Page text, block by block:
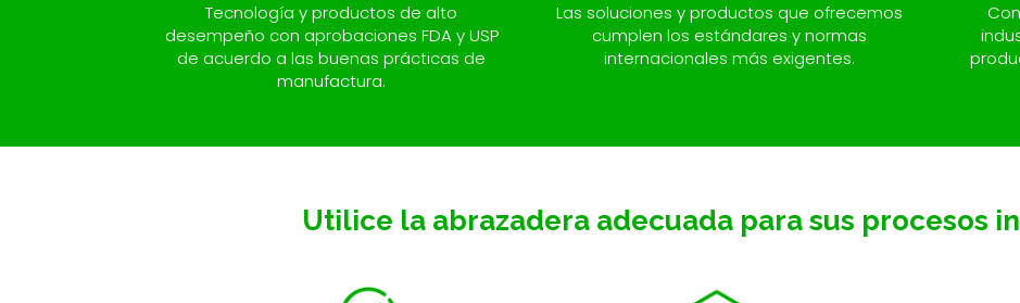
Tecnología y productos de alto
desempeño con aprobaciones FDA y USP
de acuerdo a las buenas prácticas de
manufactura.
Las soluciones y productos que ofrecemos
cumplen los estándares y normas
internacionales más exigentes.
Utilice la abrazadera adecuada para sus procesos